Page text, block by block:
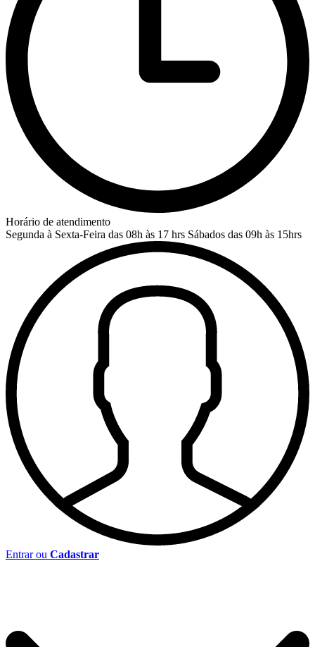
Horário de atendimento
Segunda à Sexta-Feira das 08h às 17 hrs Sábados das 09h às 15hrs
Entrar ou Cadastrar